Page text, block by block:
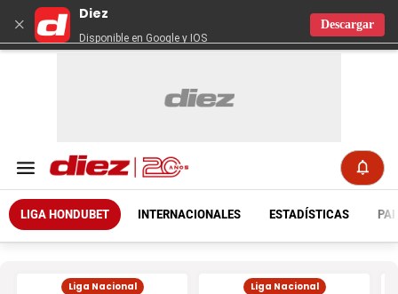
×
Diez
Disponible en Google y IOS
Descargar
LIGA HONDUBET INTERNACIONALES ESTADÍSTICAS
Liga Nacional Liga Nacional